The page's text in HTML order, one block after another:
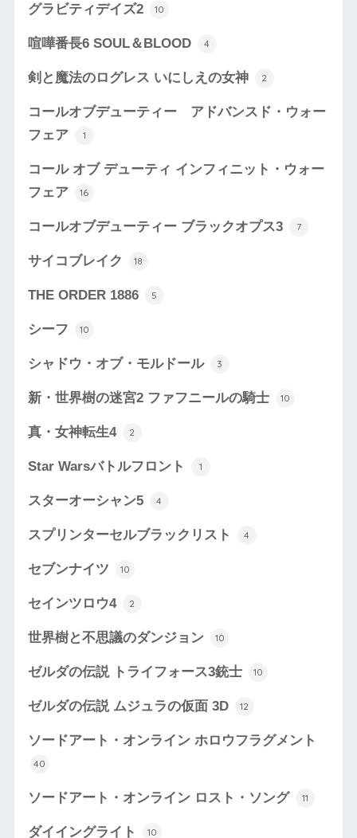
グラビティデイズ2 10
喧嘩番長6 SOUL＆BLOOD 4
剣と魔法のログレス いにしえの女神 2
コールオブデューティー アドバンスド・ウォー
フェア
1
コール オブ デューティ インフィニット・ウォー
フェア
16
コールオブデューティー ブラックオプス3 7
サイコブレイク 18
THE ORDER 1886 5
シーフ 10
シャドウ・オブ・モルドール 3
新・世界樹の迷宮2 ファフニールの騎士 10
真・女神転生4 2
Star Warsバトルフロント 1
スターオーシャン5 4
スプリンターセルブラックリスト 4
セブンナイツ 10
セインツロウ4 2
世界樹と不思議のダンジョン 10
ゼルダの伝説 トライフォース3銃士 10
ゼルダの伝説 ムジュラの仮面 3D 12
ソードアート・オンライン ホロウフラグメント
40
ソードアート・オンライン ロスト・ソング 11
ダイイングライト 10